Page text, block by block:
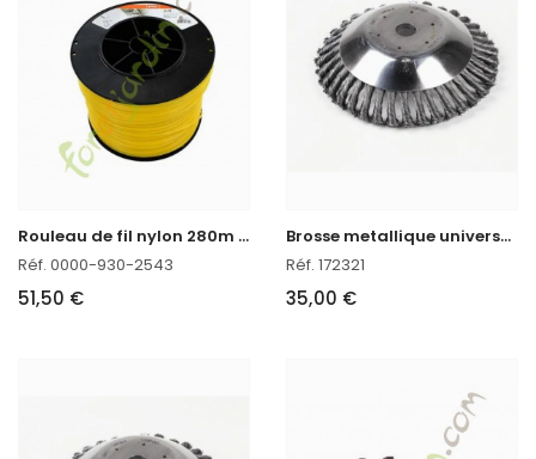
R
ouleau de fil nylon 280m - 3mm Stihl
Réf. 0000-930-2543
51,50 €
B
rosse metallique universelle pour débroussailleuse
Réf. 172321
35,00 €